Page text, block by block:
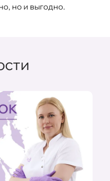
но и выгодно.